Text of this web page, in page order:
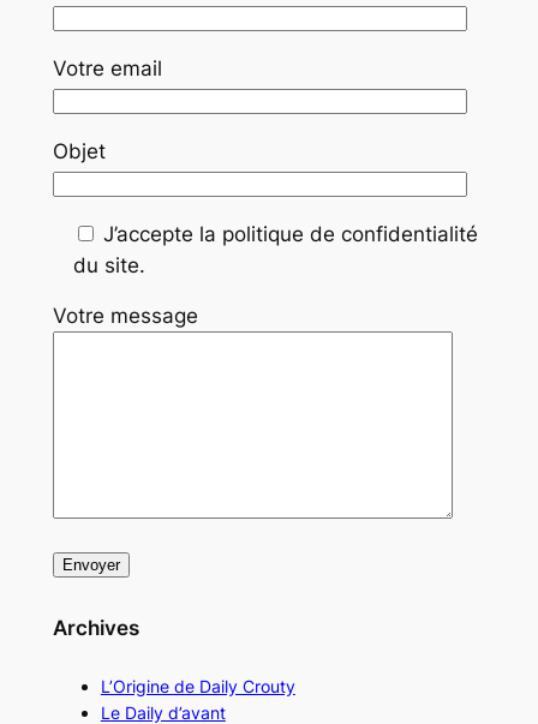
Votre email
Objet
J’accepte la politique de confidentialité
du site.
Votre message
Archives
L’Origine de Daily Crouty
Le Daily d’avant